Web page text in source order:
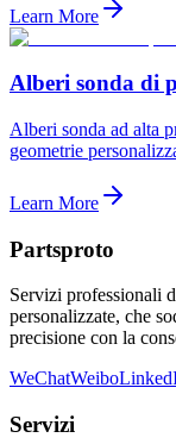
Learn More
Alberi sonda di
Alberi sonda ad alta
geometrie
Learn More
Partsproto
Servizi professionali
personalizzate, che
precisione con la
WeChatWeibo
Servizi